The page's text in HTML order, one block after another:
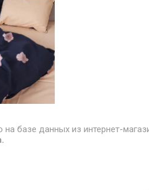
базе данных из интернет-